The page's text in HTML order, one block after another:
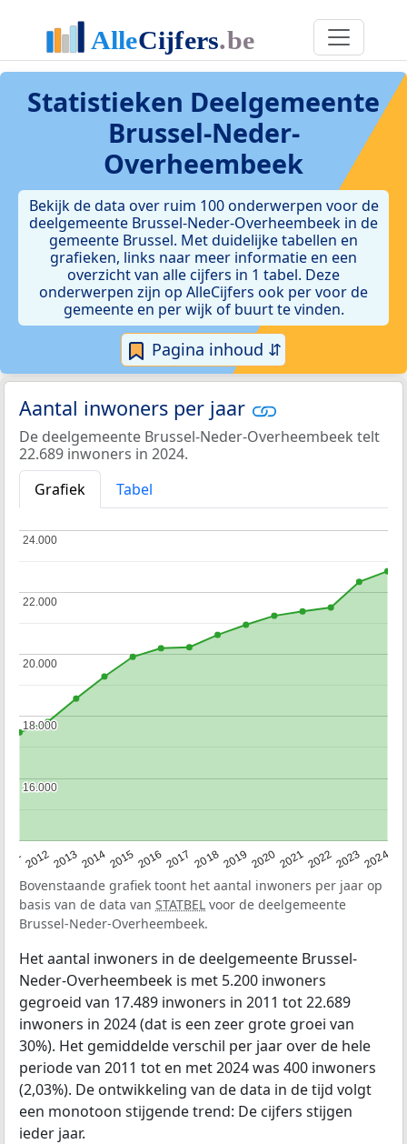
Statistieken Deelgemeente
Brussel-Neder-
Overheembeek
Bekijk de data over ruim 100 onderwerpen voor de
deelgemeente Brussel-Neder-Overheembeek in de
gemeente Brussel. Met duidelijke tabellen en
grafieken, links naar meer informatie en een
overzicht van alle cijfers in 1 tabel. Deze
onderwerpen zijn op AlleCijfers ook per voor de
gemeente en per wijk of buurt te vinden.
Pagina inhoud ⇵
Aantal inwoners per jaar
De deelgemeente Brussel-Neder-Overheembeek telt
22.689 inwoners in 2024.
Grafiek
Tabel
201220132014201520162017 20182019 20202021202220232024
16.000
16.000
18.000
18.000
20.000
20.000
22.000
22.000
24.000
24.000
Bovenstaande grafiek toont het aantal inwoners per jaar op
basis van de data van STATBEL voor de deelgemeente
Brussel-Neder-Overheembeek.
Het aantal inwoners in de deelgemeente Brussel-
Neder-Overheembeek is met 5.200 inwoners
gegroeid van 17.489 inwoners in 2011 tot 22.689
inwoners in 2024 (dat is een zeer grote groei van
30%). Het gemiddelde verschil per jaar over de hele
periode van 2011 tot en met 2024 was 400 inwoners
(2,03%). De ontwikkeling van de data in de tijd volgt
een monotoon stijgende trend: De cijfers stijgen
ieder jaar.